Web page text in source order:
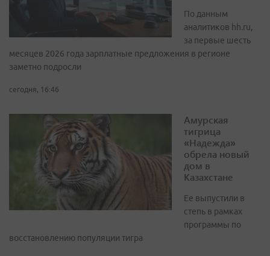
По данным
аналитиков hh.ru,
за первые шесть
месяцев 2026 года зарплатные предложения в регионе
заметно подросли
сегодня, 16:46
Амурская
тигрица
«Надежда»
обрела новый
дом в
Казахстане
Ее выпустили в
степь в рамках
программы по
восстановлению популяции тигра